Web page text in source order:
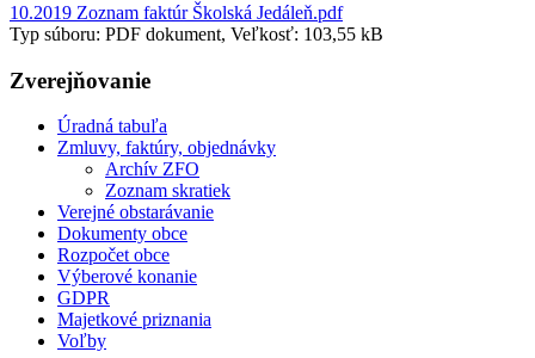
10.2019 Zoznam faktúr Školská Jedáleň.pdf
Typ súboru: PDF dokument, Veľkosť: 103,55 kB
Zverejňovanie
Úradná tabuľa
Zmluvy, faktúry, objednávky
Archív ZFO
Zoznam skratiek
Verejné obstarávanie
Dokumenty obce
Rozpočet obce
Výberové konanie
GDPR
Majetkové priznania
Voľby